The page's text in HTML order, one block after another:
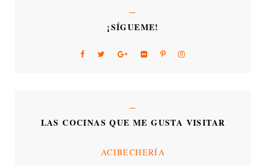
¡SÍGUEME!
LAS COCINAS QUE ME GUSTA VISITAR
ACIBECHERÍA